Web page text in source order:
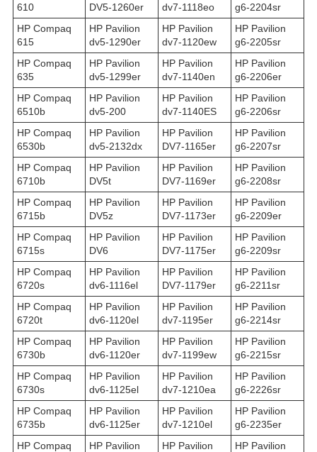
610
DV5-1260er
dv7-1118eo
g6-2204sr
HP Compaq
615
HP Pavilion
dv5-1290er
HP Pavilion
dv7-1120ew
HP Pavilion
g6-2205sr
HP Compaq
635
HP Pavilion
dv5-1299er
HP Pavilion
dv7-1140en
HP Pavilion
g6-2206er
HP Compaq
6510b
HP Pavilion
dv5-200
HP Pavilion
dv7-1140ES
HP Pavilion
g6-2206sr
HP Compaq
6530b
HP Pavilion
dv5-2132dx
HP Pavilion
DV7-1165er
HP Pavilion
g6-2207sr
HP Compaq
6710b
HP Pavilion
DV5t
HP Pavilion
DV7-1169er
HP Pavilion
g6-2208sr
HP Compaq
6715b
HP Pavilion
DV5z
HP Pavilion
DV7-1173er
HP Pavilion
g6-2209er
HP Compaq
6715s
HP Pavilion
DV6
HP Pavilion
DV7-1175er
HP Pavilion
g6-2209sr
HP Compaq
6720s
HP Pavilion
dv6-1116el
HP Pavilion
DV7-1179er
HP Pavilion
g6-2211sr
HP Compaq
6720t
HP Pavilion
dv6-1120el
HP Pavilion
dv7-1195er
HP Pavilion
g6-2214sr
HP Compaq
6730b
HP Pavilion
dv6-1120er
HP Pavilion
dv7-1199ew
HP Pavilion
g6-2215sr
HP Compaq
6730s
HP Pavilion
dv6-1125el
HP Pavilion
dv7-1210ea
HP Pavilion
g6-2226sr
HP Compaq
6735b
HP Pavilion
dv6-1125er
HP Pavilion
dv7-1210el
HP Pavilion
g6-2235er
HP Compaq
HP Pavilion
HP Pavilion
HP Pavilion